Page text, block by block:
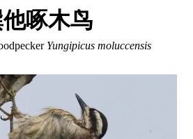
啄木鸟
Yungipicus moluccensis